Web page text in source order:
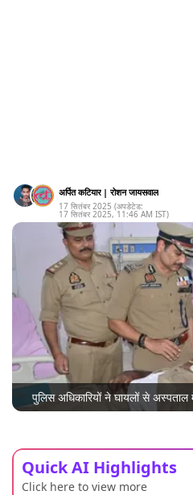
अर्पित कटियार | रोशन जायसवाल
17 सितंबर 2025 (अपडेटेड:
17 सितंबर 2025, 11:46 AM IST)
पुलिस अधिकारियों ने घायलों से
Quick AI Highlights
Click here to view more